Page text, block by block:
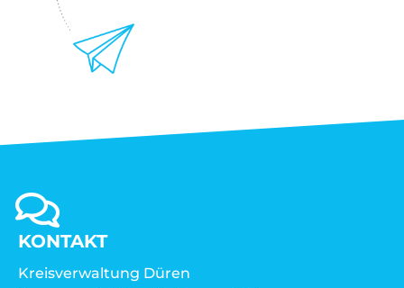
KONTAKT
Kreisverwaltung Düren